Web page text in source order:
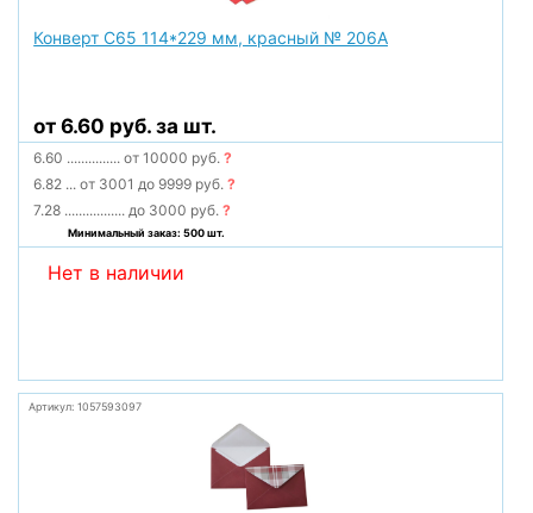
Конверт С65 114*229 мм, красный № 206А
от 6.60 руб. за шт.
6.60 ............... от 10000 руб.?
6.82 ... от 3001 до 9999 руб.?
7.28 ................. до 3000 руб.?
Минимальный заказ: 500 шт.
Нет в наличии
Артикул: 1057593097